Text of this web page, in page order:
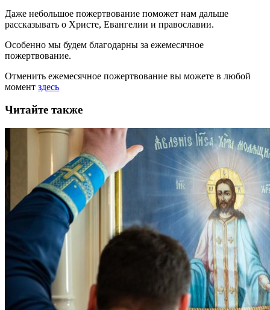
Даже небольшое пожертвование поможет нам дальше
рассказывать о Христе, Евангелии и православии.
Особенно мы будем благодарны за ежемесячное
пожертвование.
Отменить ежемесячное пожертвование вы можете в любой
момент здесь
Читайте также